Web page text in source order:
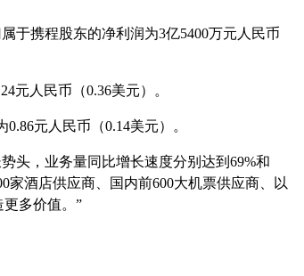
于携程股东的净利润为3亿5400万元人民币
元人民币（0.36美元）。
0.86元人民币（0.14美元）。
头，业务量同比增长速度分别达到 69%和
家酒店供应商、国内前600大机票供应商、以
多价值。”